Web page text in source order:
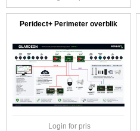
Peridect+ Perimeter overblik
Login for pris